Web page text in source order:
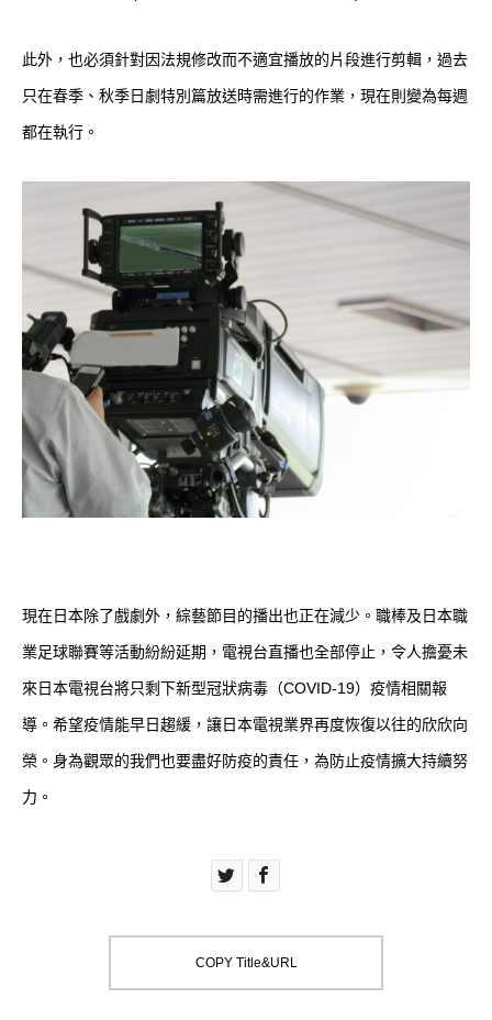
此外，也必須針對因法規修改而不適宜播放的片段進行剪輯，過去
只在春季、秋季日劇特別篇放送時需進行的作業，現在則變為每週
都在執行。
現在日本除了戲劇外，綜藝節目的播出也正在減少。職棒及日本職
業足球聯賽等活動紛紛延期，電視台直播也全部停止，令人擔憂未
來日本電視台將只剩下新型冠狀病毒（COVID-19）疫情相關報
導。希望疫情能早日趨緩，讓日本電視業界再度恢復以往的欣欣向
榮。身為觀眾的我們也要盡好防疫的責任，為防止疫情擴大持續努
力。
COPY Title&URL